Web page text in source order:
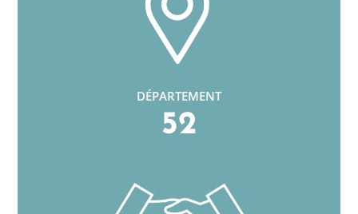
DÉPARTEMENT
52